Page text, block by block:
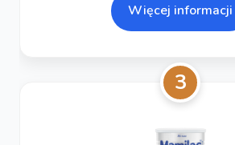
Więcej informacji
3